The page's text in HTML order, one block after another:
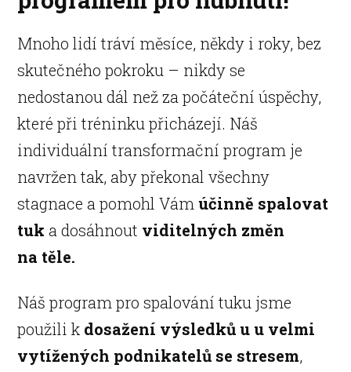
Mnoho lidí tráví měsíce, někdy i roky, bez
skutečného pokroku – nikdy se
nedostanou dál než za počáteční úspěchy,
které při tréninku přicházejí. Náš
individuální transformační program je
navržen tak, aby překonal všechny
stagnace a pomohl Vámúčinně spalovat
tuk a dosáhnout viditelných změn
na těle.
Náš program pro spalování tuku jsme
použili k dosažení výsledků u u velmi
vytížených podnikatelů se stresem,